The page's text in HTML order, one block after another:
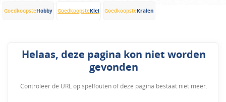
GoedkoopsteHobby GoedkoopsteKlei GoedkoopsteKralen
Helaas, deze pagina kon niet worden
gevonden
Controleer de URL op spelfouten of deze pagina bestaat niet meer.